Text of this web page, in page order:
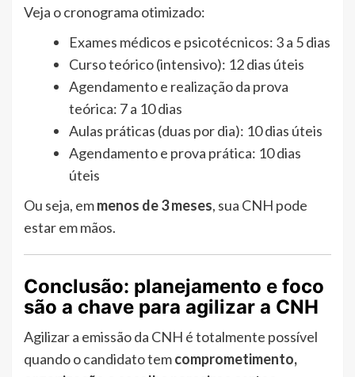
Veja o cronograma otimizado:
Exames médicos e psicotécnicos: 3 a 5 dias
Curso teórico (intensivo): 12 dias úteis
Agendamento e realização da prova
teórica: 7 a 10 dias
Aulas práticas (duas por dia): 10 dias úteis
Agendamento e prova prática: 10 dias
úteis
Ou seja, emmenos de 3 meses, sua CNH pode
estar em mãos.
Conclusão: planejamento e foco
são a chave para agilizar a CNH
Agilizar a emissão da CNH é totalmente possível
quando o candidato temcomprometimento,